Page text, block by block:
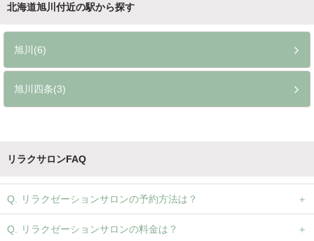
北海道旭川付近の駅から探す
旭川(6)
旭川四条(3)
リラクサロンFAQ
リラクゼーションサロンの予約方法は？
リラクゼーションサロンの料金は？